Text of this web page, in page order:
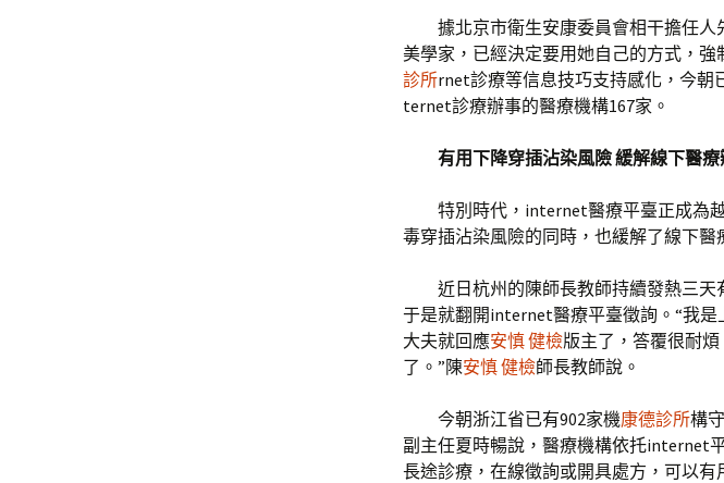
據北京市衛生安康委員會相干擔任
美學家，已經決定要用她自己的方式，
診所rnet診療等信息技巧支持感化，今朝
ternet診療辦事的醫療機構167家。
有用下降穿插沾染風險 緩解線下醫療
特別時代，internet醫療平臺正成為
毒穿插沾染風險的同時，也緩解了線下醫
近日杭州的陳師長教師持續發熱三天
于是就翻開internet醫療平臺徵詢。“我是
大夫就回應安慎 健檢版主了，答覆很耐
了。”陳安慎 健檢師長教師說。
今朝浙江省已有902家機康德診所構
副主任夏時暢說，醫療機構依托internet
長途診療，在線徵詢或開具處方，可以有